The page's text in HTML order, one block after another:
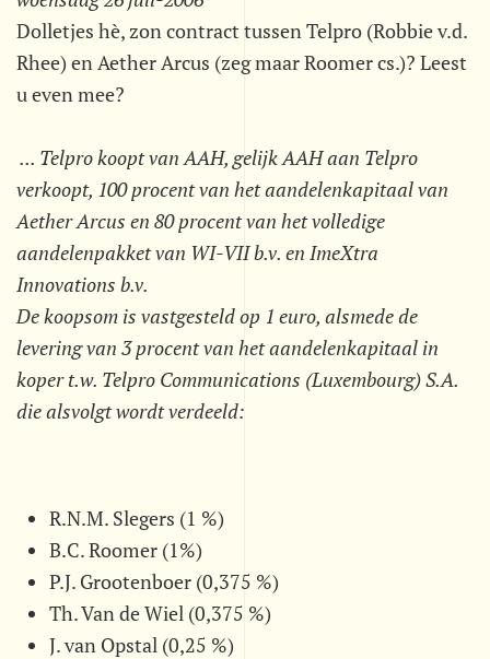
Dolletjes hè, zon contract tussen Telpro (Robbie v.d.
Rhee) en Aether Arcus (zeg maar Roomer cs.)? Leest
u even mee?
... Telpro koopt van AAH, gelijk AAH aan Telpro
verkoopt, 100 procent van het aandelenkapitaal van
Aether Arcus en 80 procent van het volledige
aandelenpakket van WI-VII b.v. en ImeXtra
Innovations b.v.
De koopsom is vastgesteld op 1 euro, alsmede de
levering van 3 procent van het aandelenkapitaal in
koper t.w. Telpro Communications (Luxembourg) S.A.
die alsvolgt wordt verdeeld:
R.N.M. Slegers (1 %)
B.C. Roomer (1%)
P.J. Grootenboer (0,375 %)
Th. Van de Wiel (0,375 %)
J. van Opstal (0,25 %)